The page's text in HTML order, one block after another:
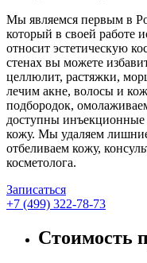
Мы являемся первым в
который в своей работе
относит эстетическую
стенах вы можете
целлюлит, растяжки,
лечим акне, волосы и
подбородок,
доступны
кожу. Мы удаляем
отбеливаем кожу,
косметолога.
Записаться
+7 (499) 322-78-73
Стоимость